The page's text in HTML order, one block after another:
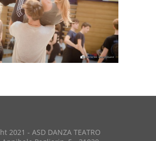
2021 - ASD DANZA TEATRO